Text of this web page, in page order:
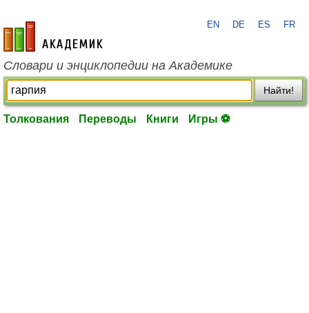
academic.ru
EN DE ES FR
Словари и энциклопедии на Академике
Найти!
Толкования Переводы Книги Игры ⚽